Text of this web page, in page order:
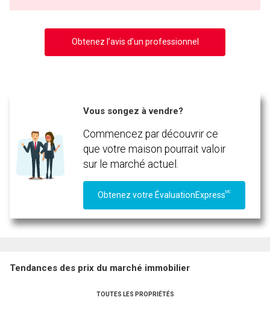
Obtenez l’avis d’un professionnel
Vous songez à vendre?
Commencez par découvrir ce
que votre maison pourrait valoir
sur le marché actuel.
Obtenez votre ÉvaluationExpressMC
Tendances des prix du marché immobilier
TOUTES LES PROPRIÉTÉS